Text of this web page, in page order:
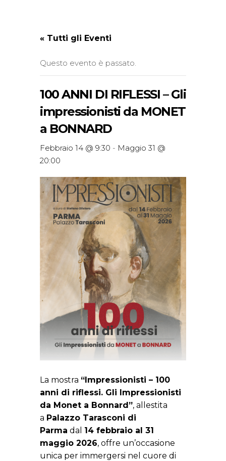
« Tutti gli Eventi
Questo evento è passato.
100 ANNI DI RIFLESSI – Gli
impressionisti da MONET
a BONNARD
Febbraio 14 @ 9:30 - Maggio 31 @
20:00
La mostra “Impressionisti – 100
anni di riflessi. Gli Impressionisti
da Monet a Bonnard”, allestita
a Palazzo Tarasconi di
Parma dal 14 febbraio al 31
maggio 2026, offre un’occasione
unica per immergersi nel cuore di